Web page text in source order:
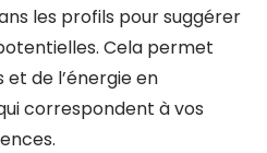
les profils pour suggérer
Cela permet
de l’énergie en
correspondent à vos